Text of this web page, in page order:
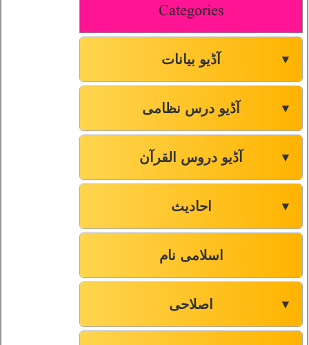
Categories
آڈیو بیانات ▼
آڈیو درس نظامی ▼
آڈیو دروس القرآن ▼
احادیث ▼
اسلامی نام
اصلاحی ▼